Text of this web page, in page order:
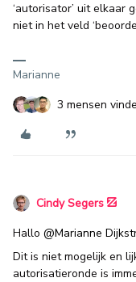
‘autorisator’ uit elkaar
niet in het veld
Marianne
3 mensen
Cindy Segers
Hallo ​ @Marianne
Dit is niet mogelijk en
autorisatieronde is